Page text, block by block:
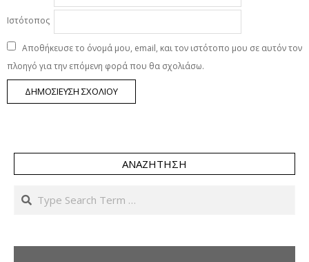
Ιστότοπος
Αποθήκευσε το όνομά μου, email, και τον ιστότοπο μου σε αυτόν τον
πλοηγό για την επόμενη φορά που θα σχολιάσω.
ΑΝΑΖΉΤΗΣΗ
Search